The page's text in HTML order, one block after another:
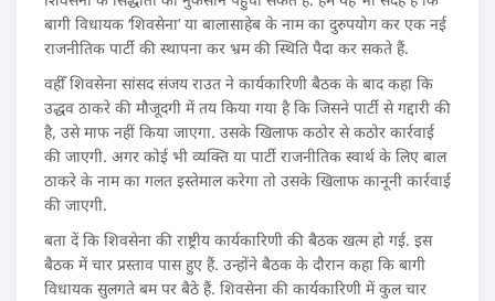
बागी विधायक ‘शिवसेना’ या बालासाहेब के नाम का दुरुपयोग कर एक नई
राजनीतिक पार्टी की स्थापना कर भ्रम की स्थिति पैदा कर सकते हैं.
वहीँ शिवसेना सांसद संजय राउत ने कार्यकारिणी बैठक के बाद कहा कि
उद्धव ठाकरे की मौजूदगी में तय किया गया है कि जिसने पार्टी से गद्दारी की
है, उसे माफ नहीं किया जाएगा. उसके खिलाफ कठोर से कठोर कार्रवाई
की जाएगी. अगर कोई भी व्यक्ति या पार्टी राजनीतिक स्वार्थ के लिए बाल
ठाकरे के नाम का गलत इस्तेमाल करेगा तो उसके खिलाफ कानूनी कार्रवाई
की जाएगी.
बता दें कि शिवसेना की राष्ट्रीय कार्यकारिणी की बैठक खत्म हो गई. इस
बैठक में चार प्रस्ताव पास हुए हैं. उन्होंने बैठक के दौरान कहा कि बागी
विधायक सुलगते बम पर बैठे हैं. शिवसेना की कार्यकारिणी में कुल चार